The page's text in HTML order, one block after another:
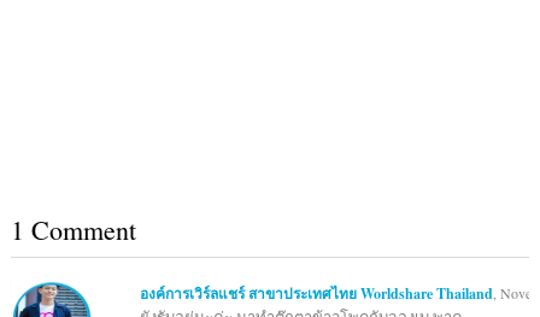
1 Comment
องค์การเวิร์ลแชร์ สาขาประเทศไทย Worldshare Thailand ,